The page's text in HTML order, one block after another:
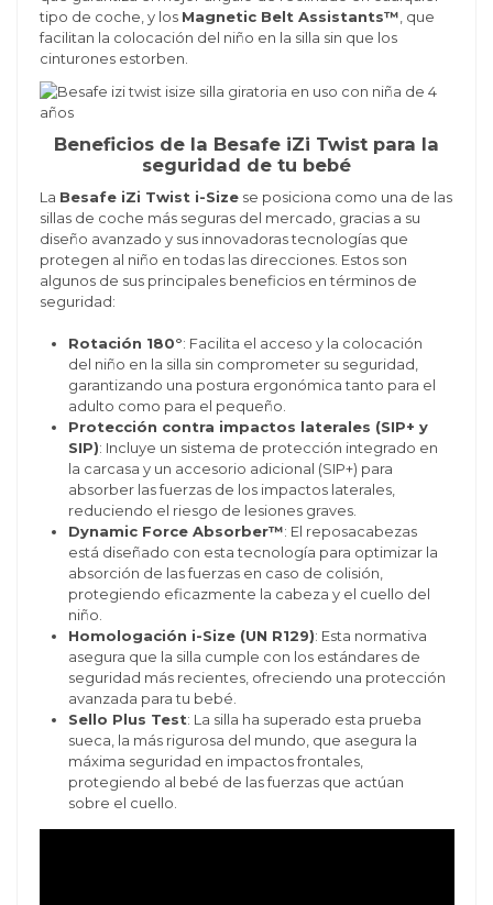
tipo de coche, y los Magnetic Belt Assistants™ , que
facilitan la colocación del niño en la silla sin que los
cinturones estorben.
Beneficios de la Besafe iZi Twist para la
seguridad de tu bebé
La Besafe iZi Twist i-Sizese posiciona como una de las
sillas de coche más seguras del mercado, gracias a su
diseño avanzado y sus innovadoras tecnologías que
protegen al niño en todas las direcciones. Estos son
algunos de sus principales beneficios en términos de
seguridad:
Rotación 180°: Facilita el acceso y la colocación
del niño en la silla sin comprometer su seguridad,
garantizando una postura ergonómica tanto para el
adulto como para el pequeño.
Protección contra impactos laterales (SIP+ y
SIP): Incluye un sistema de protección integrado en
la carcasa y un accesorio adicional (SIP+) para
absorber las fuerzas de los impactos laterales,
reduciendo el riesgo de lesiones graves.
Dynamic Force Absorber™: El reposacabezas
está diseñado con esta tecnología para optimizar la
absorción de las fuerzas en caso de colisión,
protegiendo eficazmente la cabeza y el cuello del
niño.
Homologación i-Size (UN R129): Esta normativa
asegura que la silla cumple con los estándares de
seguridad más recientes, ofreciendo una protección
avanzada para tu bebé.
Sello Plus Test: La silla ha superado esta prueba
sueca, la más rigurosa del mundo, que asegura la
máxima seguridad en impactos frontales,
protegiendo al bebé de las fuerzas que actúan
sobre el cuello.